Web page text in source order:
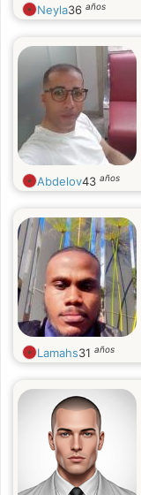
Neyla36 años
Abdelov43 años
Lamahs31 años